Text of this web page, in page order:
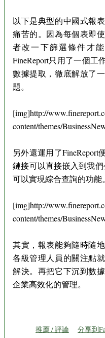
以下是典型的中國式報
痛苦的。因為每個表即
者改一下篩選條件才
FineReport只用了一個
數據提取，徹底解放了
題。
[img]http://
content/themes/
另外還運用了
鏈接可以直接嵌入到我
可以實現綜合查詢的功能。
[img]http://
content/themes/
其實，報表能夠隨時隨
各級管理人員的關注點
解決。再把它下沉到數
企業高效化的管理。
推薦 / 評論 分享到